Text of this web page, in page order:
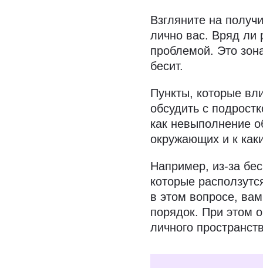
Взгляните на
лично вас. Вряд ли
проблемой. Это
бесит.
Пункты, которые
обсудить с
как невыполнение
окружающих и к
Например, из-за
которые
в этом вопросе,
порядок. При этом
личного